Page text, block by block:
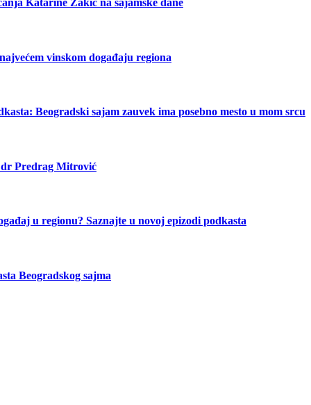
Katarine Žakić na sajamske dane
vinskom događaju regiona
Beogradski sajam zauvek ima posebno mesto u mom srcu
dr Predrag Mitrović
u regionu? Saznajte u novoj epizodi podkasta
Beogradskog sajma